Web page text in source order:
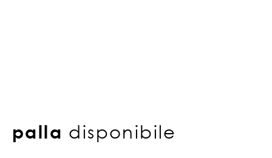
palla disponibile